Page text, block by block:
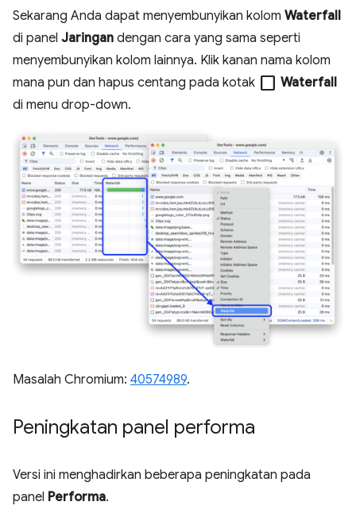
Sekarang Anda dapat menyembunyikan kolom Waterfall
di panel Jaringan dengan cara yang sama seperti
menyembunyikan kolom lainnya. Klik kanan nama kolom
mana pun dan hapus centang pada kotak check_box_outline_blank Waterfall
di menu drop-down.
Masalah Chromium: 40574989.
Peningkatan panel performa
Versi ini menghadirkan beberapa peningkatan pada
panel Performa.